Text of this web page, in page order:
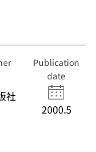
社
Publication
date
2000.5